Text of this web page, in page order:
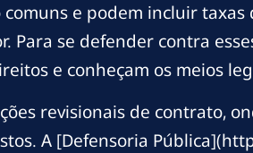
e podem incluir taxas
se defender contra
e conheçam os meios
revisionais de contrato,
A [Defensoria